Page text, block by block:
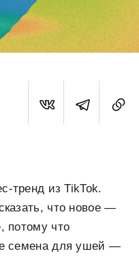
тренд из TikTok.
что новое —
потому что
семена для ушей —